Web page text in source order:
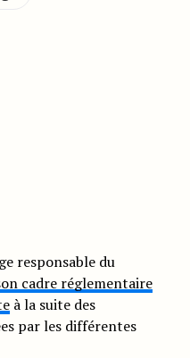
responsable du
cadre réglementaire
à la suite des
par les différentes